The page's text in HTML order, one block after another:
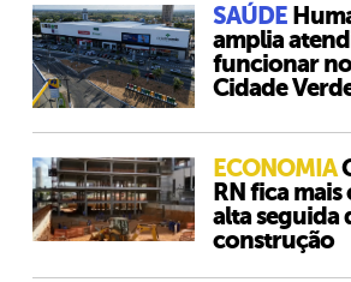
SAÚDE
amplia
funcionar
Cidade
ECONOMIA
RN fica mais
alta seguida
construção